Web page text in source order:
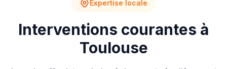
Expertise locale
Interventions courantes à
Toulouse